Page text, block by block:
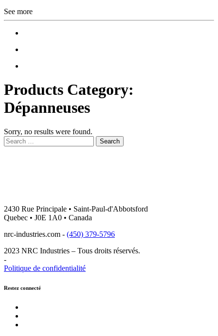
See more
Products Category:
Dépanneuses
Sorry, no results were found.
Search
for:
2430 Rue Principale • Saint-Paul-d'Abbotsford
Quebec • J0E 1A0 • Canada
nrc-industries.com - (450) 379-5796
2023 NRC Industries – Tous droits réservés.
-
Politique de confidentialité
Restez connecté